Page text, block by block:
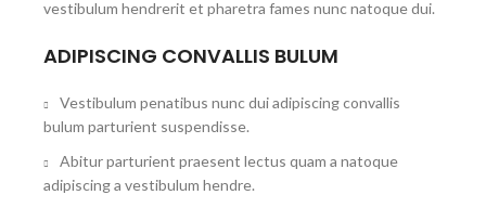
vestibulum hendrerit et pharetra fames nunc natoque dui.
ADIPISCING CONVALLIS BULUM
Vestibulum penatibus nunc dui adipiscing convallis
bulum parturient suspendisse.
Abitur parturient praesent lectus quam a natoque
adipiscing a vestibulum hendre.